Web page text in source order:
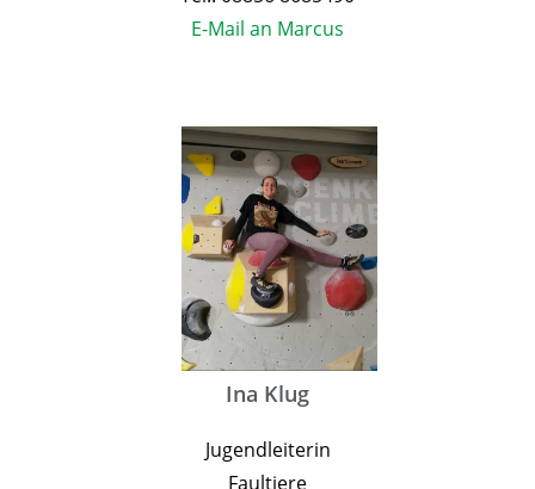
E-Mail an Marcus
Ina Klug
Jugendleiterin
Faultiere